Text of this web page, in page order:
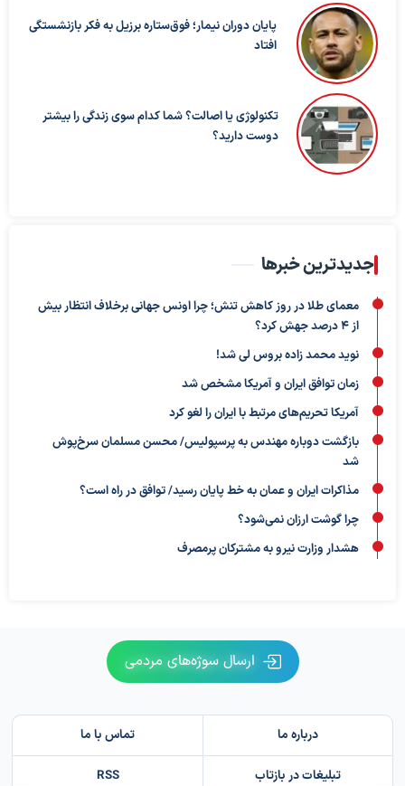
پایان دوران نیمار؛ فوق‌ستاره برزیل به فکر بازنشستگی
افتاد
تکنولوژی یا اصالت؟ شما کدام سوی زندگی را بیشتر
دوست دارید؟
جدیدترین خبرها
معمای طلا در روز کاهش تنش؛ چرا اونس جهانی برخلاف انتظار بیش
از ۴ درصد جهش کرد؟
نوید محمد زاده بروس لی شد!
زمان توافق ایران و آمریکا مشخص شد
آمریکا تحریم‌های مرتبط با ایران را لغو کرد
بازگشت دوباره مهندس به پرسپولیس/ محسن مسلمان سرخ‌پوش
شد
مذاکرات ایران و عمان به خط پایان رسید/ توافق در راه است؟
چرا گوشت ارزان نمی‌شود؟
هشدار وزارت نیرو به مشترکان پرمصرف
ارسال سوژه‌های مردمی
درباره ما تماس با ما
تبلیغات در بازتاب RSS